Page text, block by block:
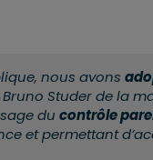
nous avons
Studer de la
du contrôle
et permettant